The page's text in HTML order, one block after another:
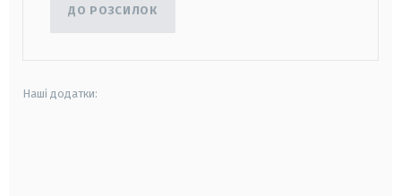
ДО РОЗСИЛОК
Наші додатки: